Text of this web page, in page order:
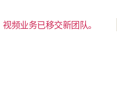
频业务已移交新团队。